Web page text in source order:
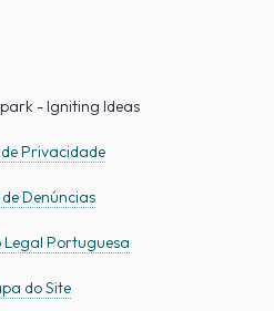
- Igniting Ideas
Privacidade
Denúncias
Portuguesa
do Site